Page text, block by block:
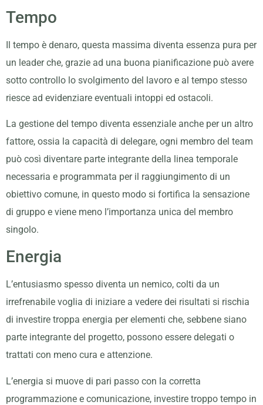
Tempo
Il tempo è denaro, questa massima diventa essenza pura per
un leader che, grazie ad una buona pianificazione può avere
sotto controllo lo svolgimento del lavoro e al tempo stesso
riesce ad evidenziare eventuali intoppi ed ostacoli.
La gestione del tempo diventa essenziale anche per un altro
fattore, ossia la capacità di delegare, ogni membro del team
può così diventare parte integrante della linea temporale
necessaria e programmata per il raggiungimento di un
obiettivo comune, in questo modo si fortifica la sensazione
di gruppo e viene meno l’importanza unica del membro
singolo.
Energia
L’entusiasmo spesso diventa un nemico, colti da un
irrefrenabile voglia di iniziare a vedere dei risultati si rischia
di investire troppa energia per elementi che, sebbene siano
parte integrante del progetto, possono essere delegati o
trattati con meno cura e attenzione.
L’energia si muove di pari passo con la corretta
programmazione e comunicazione, investire troppo tempo in